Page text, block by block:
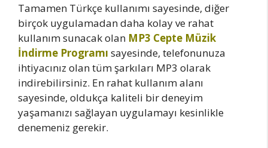
Tamamen Türkçe kullanımı sayesinde, diğer
birçok uygulamadan daha kolay ve rahat
kullanım sunacak olan MP3 Cepte Müzik
İndirme Programı sayesinde, telefonunuza
ihtiyacınız olan tüm şarkıları MP3 olarak
indirebilirsiniz. En rahat kullanım alanı
sayesinde, oldukça kaliteli bir deneyim
yaşamanızı sağlayan uygulamayı kesinlikle
denemeniz gerekir.